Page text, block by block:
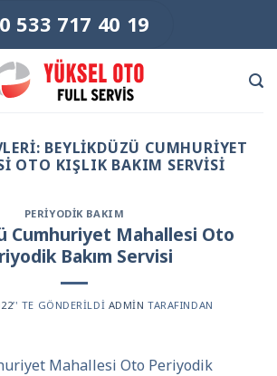
0 533 717 40 19
BEYLIKDÜZÜ CUMHURIYET
OTO KIŞLIK BAKIM SERVISI
PERIYODIK BAKIM
Cumhuriyet Mahallesi Oto
Bakım Servisi
’' TE GÖNDERILDI ADMIN TARAFINDAN
Mahallesi Oto Periyodik